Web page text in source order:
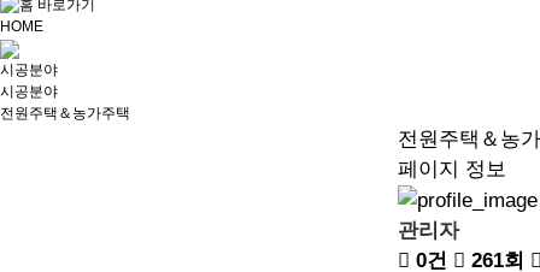
HOME
시공분야
시공분야
전원주택＆농가주택
전원주택＆농
페이지 정보
관리자
0건
261회